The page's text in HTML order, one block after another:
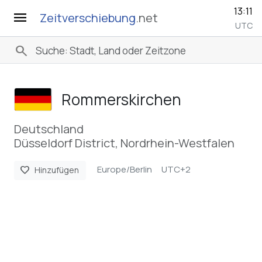
menu Zeitverschiebung.net 13:11
UTC
search
Rommerskirchen
Deutschland
Düsseldorf District, Nordrhein-Westfalen
favorite Hinzufügen Europe/Berlin UTC+2